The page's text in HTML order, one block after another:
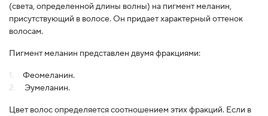
(света, определенной длины волны) на пигмент меланин,
присутствующий в волосе. Он придает характерный оттенок
волосам.
Пигмент меланин представлен двумя фракциями:
Феомеланин.
Эумеланин.
Цвет волос определяется соотношением этих фракций. Если в